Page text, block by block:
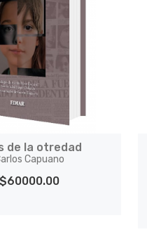
de la otredad
Capuano
$60000.00